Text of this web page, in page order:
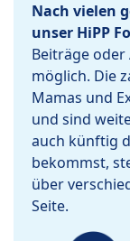
Nach vielen
unser HiPP
Beiträge
möglich. Die
Mamas und
und sind
auch künftig
bekommst,
über
Seite.